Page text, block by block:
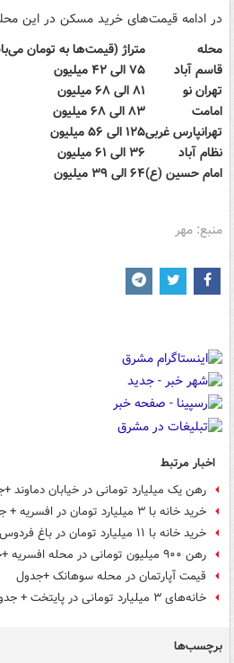
در ادامه قیمت‌های خرید مسکن در این
محله
متراژ (قیمت‌ها به تومان
قاسم آباد
۷۵ الی ۴۲ میلیون
تهران نو
۸۱ الی ۶۸ میلیون
امامت
۸۳ الی ۶۸ میلیون
تهرانپارس غربی۱۲۵ الی ۵۶ میلیون
نظام آباد
۳۶ الی ۶۱ میلیون
امام حسین (ع)۶۴ الی ۳۹ میلیون
منبع: مهر
اخبار مرتبط
رهن یک میلیارد تومانی در خیابان دماوند
خرید خانه با ۳ میلیارد تومان در افسریه + جدول
خرید خانه با ۱۱ میلیارد تومان در باغ فردوس + جدول
رهن ۹۰۰ میلیون تومانی در محله افسریه +جدول
قیمت آپارتمان در محله سوهانک +جدول
خانه‌های ۳ میلیارد تومانی در پایتخت + جدول
برچسب‌ها